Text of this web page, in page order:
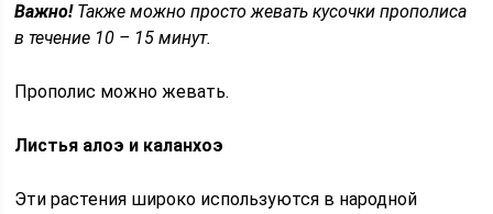
Важно!Также можно просто жевать кусочки прополиса
в течение 10 – 15 минут.
Прополис можно жевать.
Листья алоэ и каланхоэ
Эти растения широко используются в народной